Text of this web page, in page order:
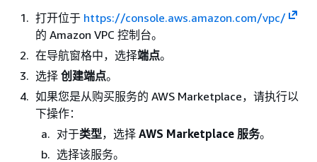
打开位于 https://console.aws.amazon.com/vpc/
的 Amazon VPC 控制台。
在导航窗格中，选择端点。
选择 创建端点。
如果您是从购买服务的 AWS Marketplace，请执行以
下操作：
对于类型，选择 AWS Marketplace 服务。
选择该服务。